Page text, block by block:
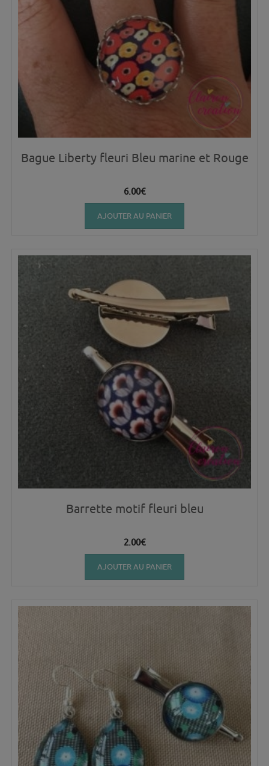
Bague Liberty fleuri Bleu marine et Rouge
6.00€
AJOUTER AU PANIER
Barrette motif fleuri bleu
2.00€
AJOUTER AU PANIER